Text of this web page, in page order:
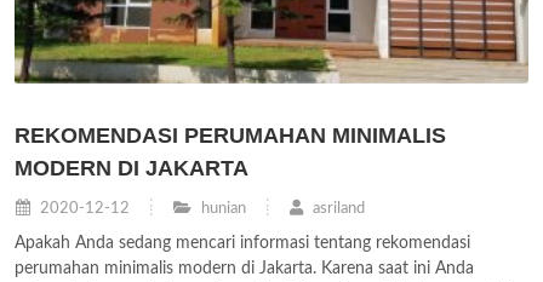
REKOMENDASI PERUMAHAN MINIMALIS
MODERN DI JAKARTA
2020-12-12 hunian asriland
Apakah Anda sedang mencari informasi tentang rekomendasi
perumahan minimalis modern di Jakarta. Karena saat ini Anda